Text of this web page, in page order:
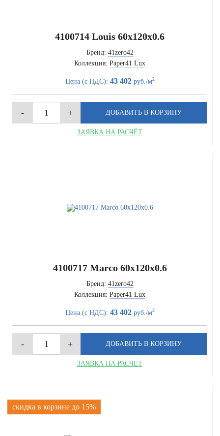
4100714 Louis 60x120x0.6
Бренд: 41zero42
Коллекция: Paper41 Lux
Цена (с НДС): 43 402руб./м2
ЗАЯВКА НА РАСЧЁТ
4100717 Marco 60x120x0.6
Бренд: 41zero42
Коллекция: Paper41 Lux
Цена (с НДС): 43 402руб./м2
ЗАЯВКА НА РАСЧЁТ
скидка в корзине до 15%